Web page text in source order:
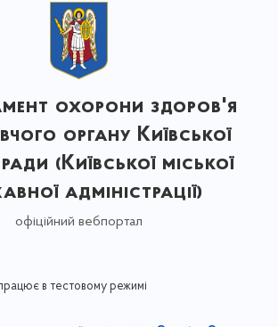
охорони здоров'я
органу Київської
(Київської міської
адміністрації)
офіційний вебпортал
в тестовому режимі